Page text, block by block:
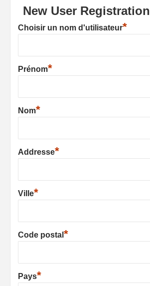
New User Registration
Choisir un nom d'utilisateur*
Prénom*
Nom*
Addresse*
Ville*
Code postal *
Pays*